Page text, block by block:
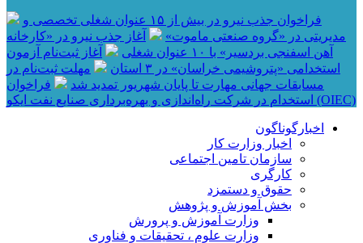
فراخوان جذب نیرو در بیش از ۱۵ عنوان شغلی تخصصی و
مدیریتی در «گروه صنعتی ماموت»
آغاز جذب نیرو در «کارخانه
آهن اسفنجی بردسیر» با ۱۰ عنوان شغلی
آغاز ثبت‌نام آزمون
استخدامی «پتروشیمی خراسان» در ۳ استان
مهلت ثبت‌نام در
مسابقات جهانی مهارت تا پایان شهریور تمدید شد
فراخوان
استخدام در شرکت راه‌اندازی و بهره‌برداری صنایع نفت ایکو (OIEC)
اخبارگوناگون
اخبار وزارت کار
سازمان تامین اجتماعی
کارگری
حقوق و دستمزد
بخش آموزش و پژوهش
وزارت آموزش و پرورش
وزارت علوم ، تحقیقات و فناوری